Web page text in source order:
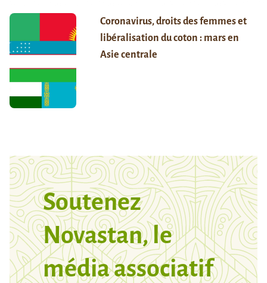
Coronavirus, droits des femmes et
libéralisation du coton : mars en
Asie centrale
Soutenez
Novastan, le
média associatif